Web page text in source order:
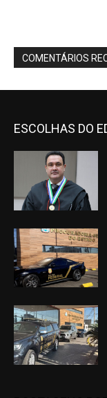
COMENTÁRIOS
ESCOLHAS DO